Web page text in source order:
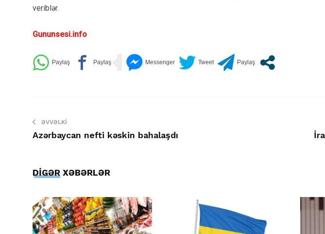
veriblər.
Gununsesi.info
ƏVVƏLKI
Azərbaycan nefti kəskin bahalaşdı
DİGƏR XƏBƏRLƏR